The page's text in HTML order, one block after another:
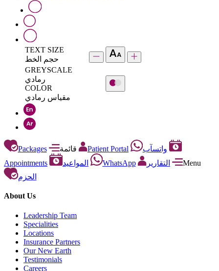
TEXT SIZE
حجم الخط
GREYSCALE
رمادي
COLOR
مقياس رمادي
Packages Patient Portal
واتسآب
Appointments
المواعيد WhatsApp التقارير
Menu
الحزم
About Us
Leadership Team
Specialities
Locations
Insurance Partners
Our New Earth
Testimonials
Careers